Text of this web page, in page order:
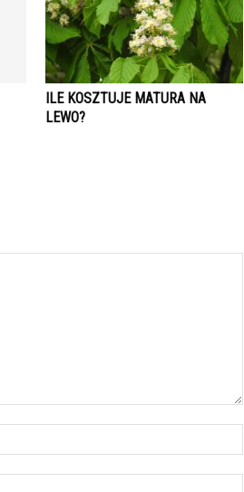
ILE KOSZTUJE MATURA NA
LEWO?